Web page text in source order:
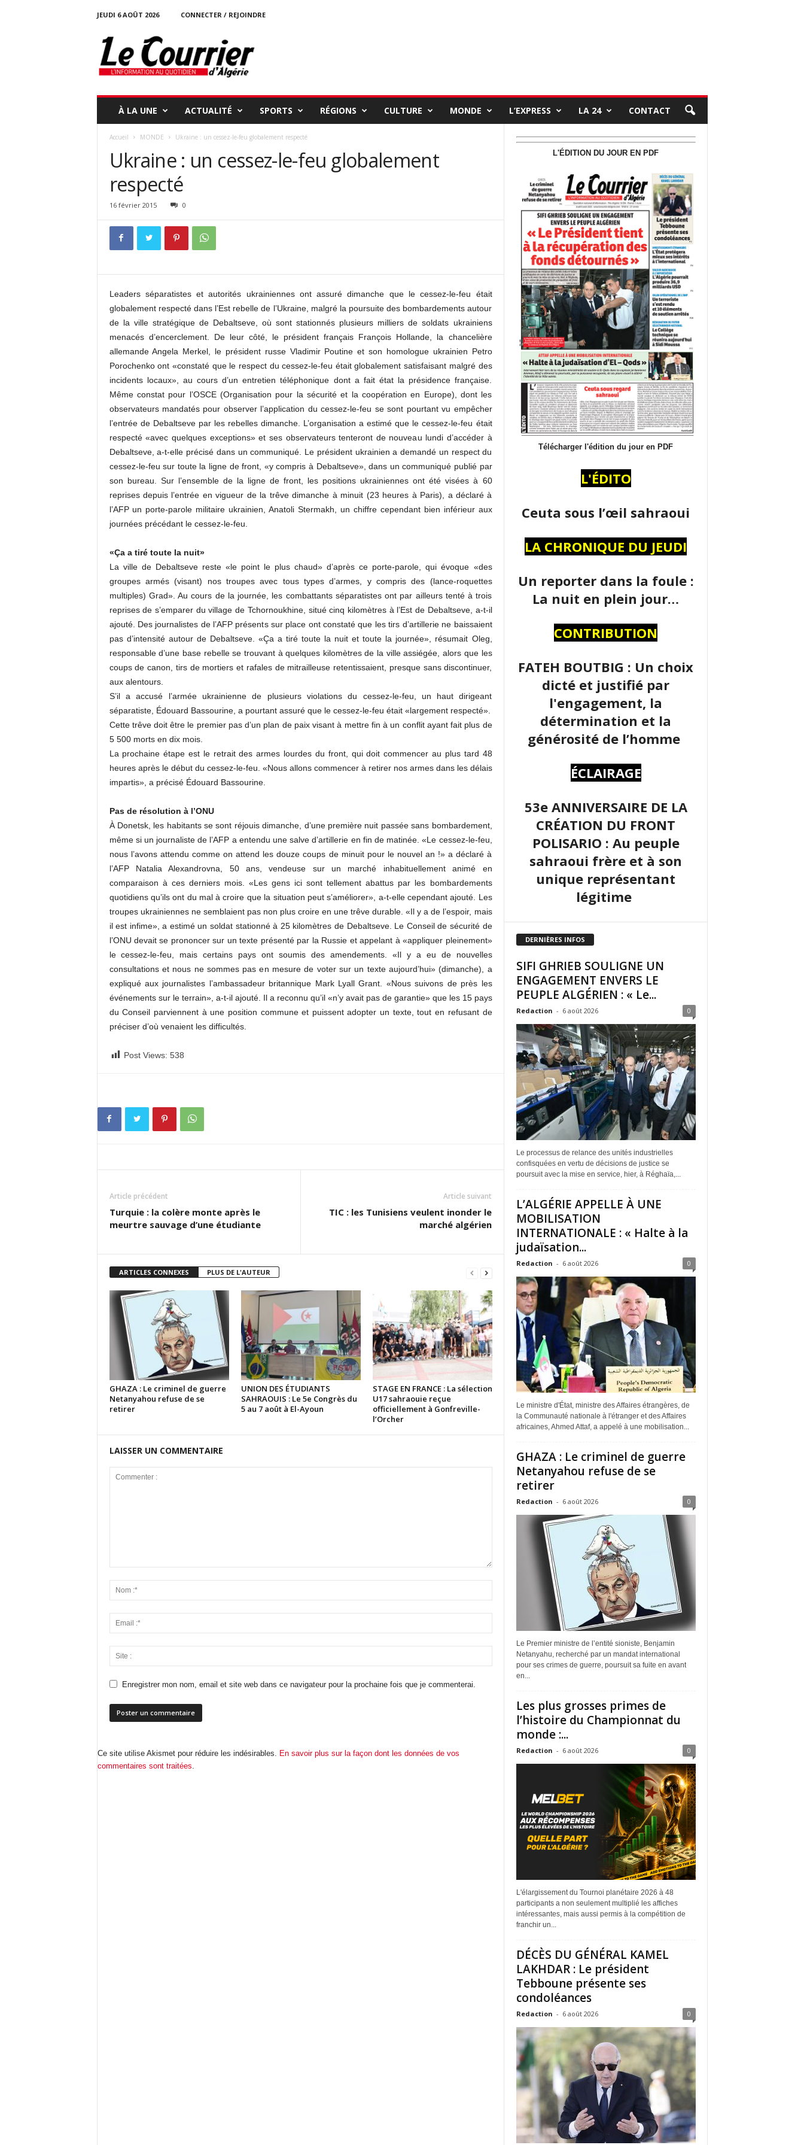
JEUDI 6 AOÛT 2026
CONNECTER / REJOINDRE
o
u
À LA UNE ACTUALITÉ SPORTS RÉGIONS CULTURE MONDE L’EXPRESS LA 24 CONTACT
Accueil MONDE Ukraine : un cessez-le-feu globalement respecté
Ukraine : un cessez-le-feu globalement
respecté
16 février 2015 0
Leaders séparatistes et autorités ukrainiennes ont assuré dimanche que le cessez-le-feu était
globalement respecté dans l’Est rebelle de l’Ukraine, malgré la poursuite des bombardements autour
de la ville stratégique de Debaltseve, où sont stationnés plusieurs milliers de soldats ukrainiens
menacés d’encerclement. De leur côté, le président français François Hollande, la chancelière
allemande Angela Merkel, le président russe Vladimir Poutine et son homologue ukrainien Petro
Porochenko ont «constaté que le respect du cessez-le-feu était globalement satisfaisant malgré des
incidents locaux», au cours d’un entretien téléphonique dont a fait état la présidence française.
Même constat pour l’OSCE (Organisation pour la sécurité et la coopération en Europe), dont les
observateurs mandatés pour observer l’application du cessez-le-feu se sont pourtant vu empêcher
l’entrée de Debaltseve par les rebelles dimanche. L’organisation a estimé que le cessez-le-feu était
respecté «avec quelques exceptions» et ses observateurs tenteront de nouveau lundi d’accéder à
Debaltseve, a-t-elle précisé dans un communiqué. Le président ukrainien a demandé un respect du
cessez-le-feu sur toute la ligne de front, «y compris à Debaltseve», dans un communiqué publié par
son bureau. Sur l’ensemble de la ligne de front, les positions ukrainiennes ont été visées à 60
reprises depuis l’entrée en vigueur de la trêve dimanche à minuit (23 heures à Paris), a déclaré à
l’AFP un porte-parole militaire ukrainien, Anatoli Stermakh, un chiffre cependant bien inférieur aux
journées précédant le cessez-le-feu.
«Ça a tiré toute la nuit»
La ville de Debaltseve reste «le point le plus chaud» d’après ce porte-parole, qui évoque «des
groupes armés (visant) nos troupes avec tous types d’armes, y compris des (lance-roquettes
multiples) Grad». Au cours de la journée, les combattants séparatistes ont par ailleurs tenté à trois
reprises de s’emparer du village de Tchornoukhine, situé cinq kilomètres à l’Est de Debaltseve, a-t-il
ajouté. Des journalistes de l’AFP présents sur place ont constaté que les tirs d’artillerie ne baissaient
pas d’intensité autour de Debaltseve. «Ça a tiré toute la nuit et toute la journée», résumait Oleg,
responsable d’une base rebelle se trouvant à quelques kilomètres de la ville assiégée, alors que les
coups de canon, tirs de mortiers et rafales de mitrailleuse retentissaient, presque sans discontinuer,
aux alentours.
S’il a accusé l’armée ukrainienne de plusieurs violations du cessez-le-feu, un haut dirigeant
séparatiste, Édouard Bassourine, a pourtant assuré que le cessez-le-feu était «largement respecté».
Cette trêve doit être le premier pas d’un plan de paix visant à mettre fin à un conflit ayant fait plus de
5 500 morts en dix mois.
La prochaine étape est le retrait des armes lourdes du front, qui doit commencer au plus tard 48
heures après le début du cessez-le-feu. «Nous allons commencer à retirer nos armes dans les délais
impartis», a précisé Édouard Bassourine.
Pas de résolution à l’ONU
À Donetsk, les habitants se sont réjouis dimanche, d’une première nuit passée sans bombardement,
même si un journaliste de l’AFP a entendu une salve d’artillerie en fin de matinée. «Le cessez-le-feu,
nous l’avons attendu comme on attend les douze coups de minuit pour le nouvel an !» a déclaré à
l’AFP Natalia Alexandrovna, 50 ans, vendeuse sur un marché inhabituellement animé en
comparaison à ces derniers mois. «Les gens ici sont tellement abattus par les bombardements
quotidiens qu’ils ont du mal à croire que la situation peut s’améliorer», a-t-elle cependant ajouté. Les
troupes ukrainiennes ne semblaient pas non plus croire en une trêve durable. «Il y a de l’espoir, mais
il est infime», a estimé un soldat stationné à 25 kilomètres de Debaltseve. Le Conseil de sécurité de
l’ONU devait se prononcer sur un texte présenté par la Russie et appelant à «appliquer pleinement»
le cessez-le-feu, mais certains pays ont soumis des amendements. «Il y a eu de nouvelles
consultations et nous ne sommes pas en mesure de voter sur un texte aujourd’hui» (dimanche), a
expliqué aux journalistes l’ambassadeur britannique Mark Lyall Grant. «Nous suivons de près les
événements sur le terrain», a-t-il ajouté. Il a reconnu qu’il «n’y avait pas de garantie» que les 15 pays
du Conseil parviennent à une position commune et puissent adopter un texte, tout en refusant de
préciser d’où venaient les difficultés.
Post Views: 538
Article précédent
Turquie : la colère monte après le
meurtre sauvage d’une étudiante
Article suivant
TIC : les Tunisiens veulent inonder le
marché algérien
ARTICLES CONNEXES PLUS DE L'AUTEUR
GHAZA : Le criminel de guerre
Netanyahou refuse de se
retirer
UNION DES ÉTUDIANTS
SAHRAOUIS : Le 5e Congrès du
5 au 7 août à El-Ayoun
STAGE EN FRANCE : La sélection
U17 sahraouie reçue
officiellement à Gonfreville-
l’Orcher
LAISSER UN COMMENTAIRE
Enregistrer mon nom, email et site web dans ce navigateur pour la prochaine fois que je commenterai.
Ce site utilise Akismet pour réduire les indésirables. En savoir plus sur la façon dont les données de vos
commentaires sont traitées.
L'ÉDITION DU JOUR EN PDF
Télécharger l'édition du jour en PDF
L'ÉDITO
Ceuta sous l’œil sahraoui
LA CHRONIQUE DU JEUDI
Un reporter dans la foule :
La nuit en plein jour…
CONTRIBUTION
FATEH BOUTBIG : Un choix
dicté et justifié par
l'engagement, la
détermination et la
générosité de l’homme
ÉCLAIRAGE
53e ANNIVERSAIRE DE LA
CRÉATION DU FRONT
POLISARIO : Au peuple
sahraoui frère et à son
unique représentant
légitime
DERNIÈRES INFOS
SIFI GHRIEB SOULIGNE UN
ENGAGEMENT ENVERS LE
PEUPLE ALGÉRIEN : « Le...
Redaction - 6 août 2026 0
Le processus de relance des unités industrielles
confisquées en vertu de décisions de justice se
poursuit avec la mise en service, hier, à Réghaïa,...
L’ALGÉRIE APPELLE À UNE
MOBILISATION
INTERNATIONALE : « Halte à la
judaïsation...
Redaction - 6 août 2026 0
Le ministre d'État, ministre des Affaires étrangères, de
la Communauté nationale à l'étranger et des Affaires
africaines, Ahmed Attaf, a appelé à une mobilisation...
GHAZA : Le criminel de guerre
Netanyahou refuse de se
retirer
Redaction - 6 août 2026 0
Le Premier ministre de l’entité sioniste, Benjamin
Netanyahu, recherché par un mandat international
pour ses crimes de guerre, poursuit sa fuite en avant
en...
Les plus grosses primes de
l’histoire du Championnat du
monde :...
Redaction - 6 août 2026 0
L'élargissement du Tournoi planétaire 2026 à 48
participants a non seulement multiplié les affiches
intéressantes, mais aussi permis à la compétition de
franchir un...
DÉCÈS DU GÉNÉRAL KAMEL
LAKHDAR : Le président
Tebboune présente ses
condoléances
Redaction - 6 août 2026 0